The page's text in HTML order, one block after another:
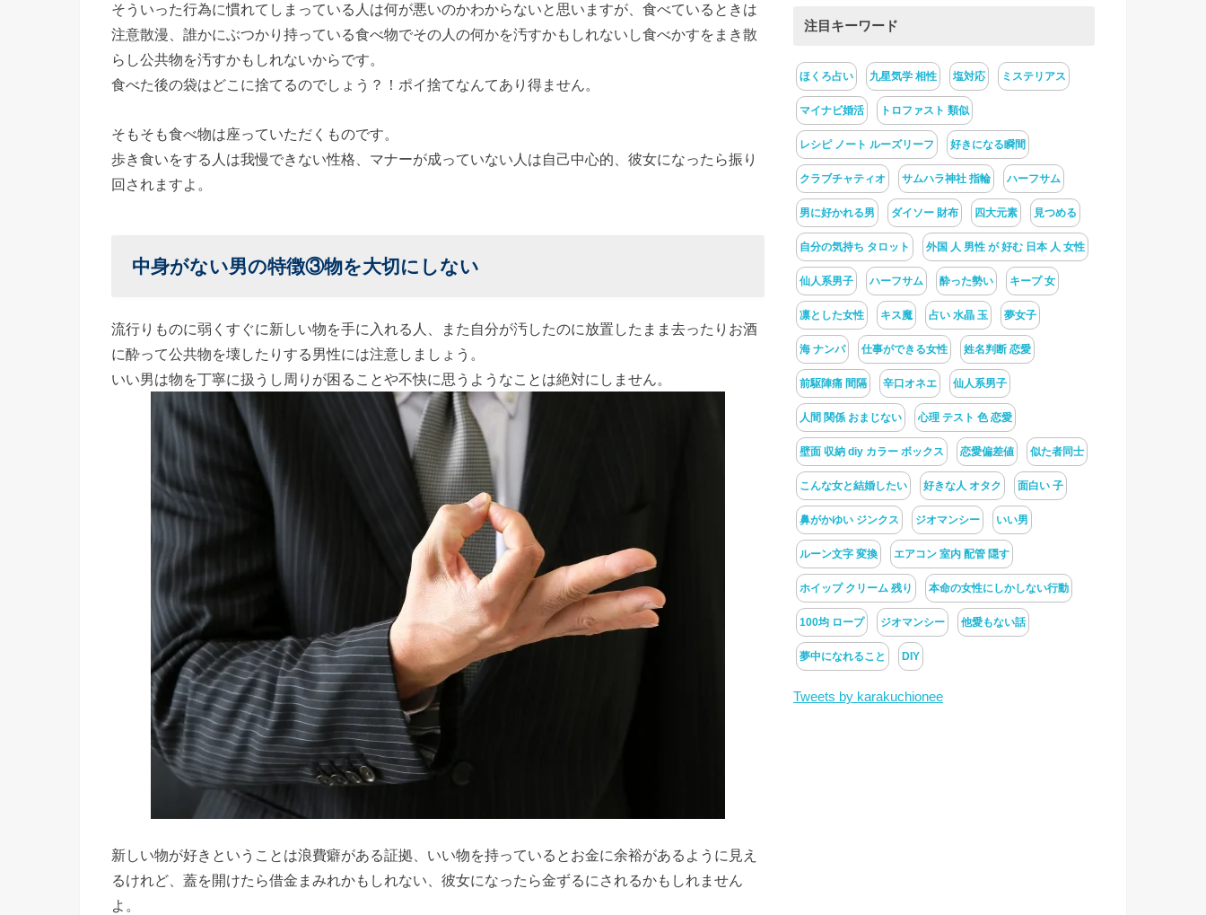
ない男の
特徴⑤悪
口が多い
› 中身が
ない男の
特徴⑥子
どもや動
い
特徴⑦何
でも受け
入れてく
れる
ない男の
特徴⑧い
い男とは
そういった行為に慣れてしまっている人は何が悪いのかわからないと思いますが、食べているときは
注意散漫、誰かにぶつかり持っている食べ物でその人の何かを汚すかもしれないし食べかすをまき散
らし公共物を汚すかもしれないからです。
食べた後の袋はどこに捨てるのでしょう？！ポイ捨てなんてあり得ません。
そもそも食べ物は座っていただくものです。
歩き食いをする人は我慢できない性格、マナーが成っていない人は自己中心的、彼女になったら振り
回されますよ。
中身がない男の特徴③物を大切にしない
流行りものに弱くすぐに新しい物を手に入れる人、また自分が汚したのに放置したまま去ったりお酒
に酔って公共物を壊したりする男性には注意しましょう。
いい男は物を丁寧に扱うし周りが困ることや不快に思うようなことは絶対にしません。
新しい物が好きということは浪費癖がある証拠、いい物を持っているとお金に余裕があるように見え
るけれど、蓋を開けたら借金まみれかもしれない、彼女になったら金ずるにされるかもしれません
よ。
注目キーワード
ほくろ占い 九星気学 相性 塩対応 ミステリアス
マイナビ婚活 トロファスト 類似
レシピ ノート ルーズリーフ 好きになる瞬間
クラブチャティオ サムハラ神社 指輪 ハーフサム
男に好かれる男 ダイソー 財布 四大元素 見つめる
自分の気持ち タロット 外国 人 男性 が 好む 日本 人 女性
仙人系男子 ハーフサム 酔った勢い キープ 女
凛とした女性 キス魔 占い 水晶 玉 夢女子
海 ナンパ 仕事ができる女性 姓名判断 恋愛
前駆陣痛 間隔 辛口オネエ 仙人系男子
人間 関係 おまじない 心理 テスト 色 恋愛
壁面 収納 diy カラー ボックス 恋愛偏差値 似た者同士
こんな女と結婚したい 好きな人 オタク 面白い 子
鼻がかゆい ジンクス ジオマンシー いい男
ルーン文字 変換 エアコン 室内 配管 隠す
ホイップ クリーム 残り 本命の女性にしかしない行動
100均 ロープ ジオマンシー 他愛もない話
夢中になれること DIY
Tweets by karakuchionee